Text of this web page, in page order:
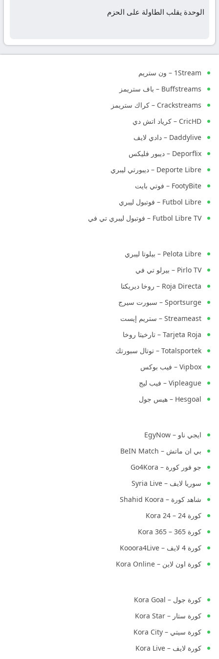
الوحدة يقلب الطاولة على الحزم
1Stream – ون ستريم
Buffstreams – باف ستريمز
Crackstreams – كراك ستريمز
CricHD – كرياد اتش دي
Daddylive – دادي لايف
Deporflix – ديبور فليكس
Deporte Libre – ديبورتي ليبري
FootyBite – فوتي بايت
Futbol Libre – فوتبول ليبري
Futbol Libre TV – فوتبول ليبري تي في
Pelota Libre – بيلوتا ليبري
Pirlo TV – بيرلو تي في
Roja Directa – روخا ديريكتا
Sportsurge – سبورت سيرج
Streameast – ستريم إيست
Tarjeta Roja – تارخيتا روخا
Totalsportek – توتال سبورتك
Vipbox – فيب بوكس
Vipleague – فيب ليج
Hesgoal – هيس جول
ايجي ناو – EgyNow
بي ان ماتش – BeIN Match
جو فور كورة – Go4Kora
سوريا لايف – Syria Live
شاهد كورة – Shahid Koora
كورة 24 – Kora 24
كورة 365 – Kora 365
كورة 4 لايف – Kooora4Live
كورة اون لاين – Kora Online
كورة جول – Kora Goal
كورة ستار – Kora Star
كورة سيتي – Kora City
كورة لايف – Kora Live